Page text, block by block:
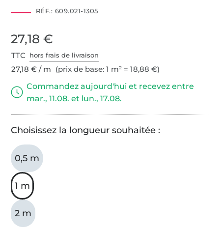
RÉF.: 609.021-1305
27,18 €
TTC hors frais de livraison
27,18 € / m (prix de base: 1 m² = 18,88 €)
Commandez aujourd'hui et recevez entre
mar., 11.08. et lun., 17.08.
Choisissez la longueur souhaitée :
0,5 m
1 m
2 m